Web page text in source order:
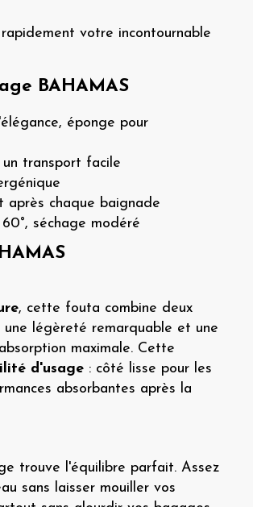
votre incontournable
BAHAMAS
éponge pour
transport facile
après chaque baignade
séchage modéré
, cette fouta combine deux
une légèreté remarquable et une
maximale. Cette
d'usage : côté lisse pour les
absorbantes après la
trouve l'équilibre parfait. Assez
sans laisser mouiller vos